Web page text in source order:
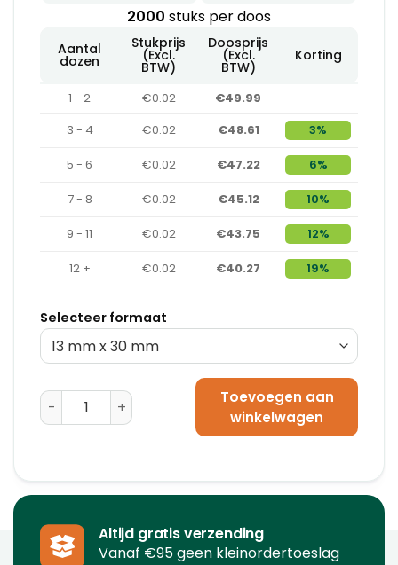
2000 stuks per doos
Aantal
dozen
Stukprijs
(Excl.
BTW)
Doosprijs
(Excl.
BTW)
Korting
1 - 2 €0.02
€49.99
3 - 4
€0.02 €48.61 3%
5 - 6 €0.02 €47.22 6%
7 - 8 €0.02 €45.12 10%
9 - 11 €0.02 €43.75 12%
12 + €0.02 €40.27 19%
Selecteer formaat
Sluitzegels 16 mm x 28 mm aantalToevoegen aan
winkelwagen
Altijd gratis verzending
Vanaf €95 geen kleinordertoeslag